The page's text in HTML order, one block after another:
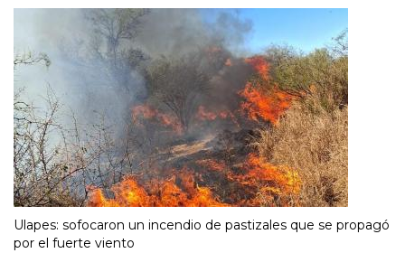
Ulapes: sofocaron un incendio de pastizales que se propagó
por el fuerte viento